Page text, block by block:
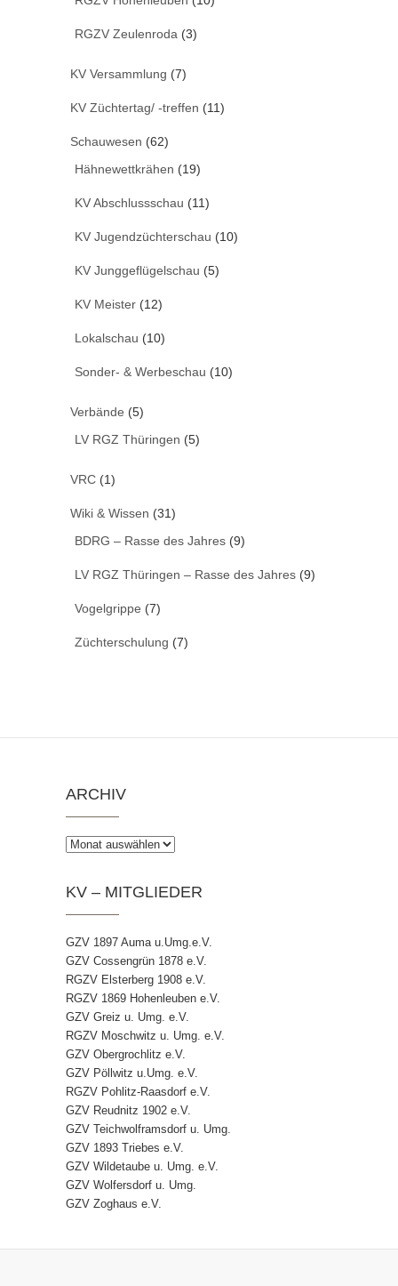
RGZV Zeulenroda (3)
KV Versammlung (7)
KV Züchtertag/ -treffen (11)
Schauwesen (62)
Hähnewettkrähen (19)
KV Abschlussschau (11)
KV Jugendzüchterschau (10)
KV Junggeflügelschau (5)
KV Meister (12)
Lokalschau (10)
Sonder- & Werbeschau (10)
Verbände (5)
LV RGZ Thüringen (5)
VRC (1)
Wiki & Wissen (31)
BDRG – Rasse des Jahres (9)
LV RGZ Thüringen – Rasse des Jahres (9)
Vogelgrippe (7)
Züchterschulung (7)
ARCHIV
Archiv
KV – MITGLIEDER
GZV 1897 Auma u.Umg.e.V.
GZV Cossengrün 1878 e.V.
RGZV Elsterberg 1908 e.V.
RGZV 1869 Hohenleuben e.V.
GZV Greiz u. Umg. e.V.
RGZV Moschwitz u. Umg. e.V.
GZV Obergrochlitz e.V.
GZV Pöllwitz u.Umg. e.V.
RGZV Pohlitz-Raasdorf e.V.
GZV Reudnitz 1902 e.V.
GZV Teichwolframsdorf u. Umg.
GZV 1893 Triebes e.V.
GZV Wildetaube u. Umg. e.V.
GZV Wolfersdorf u. Umg.
GZV Zoghaus e.V.